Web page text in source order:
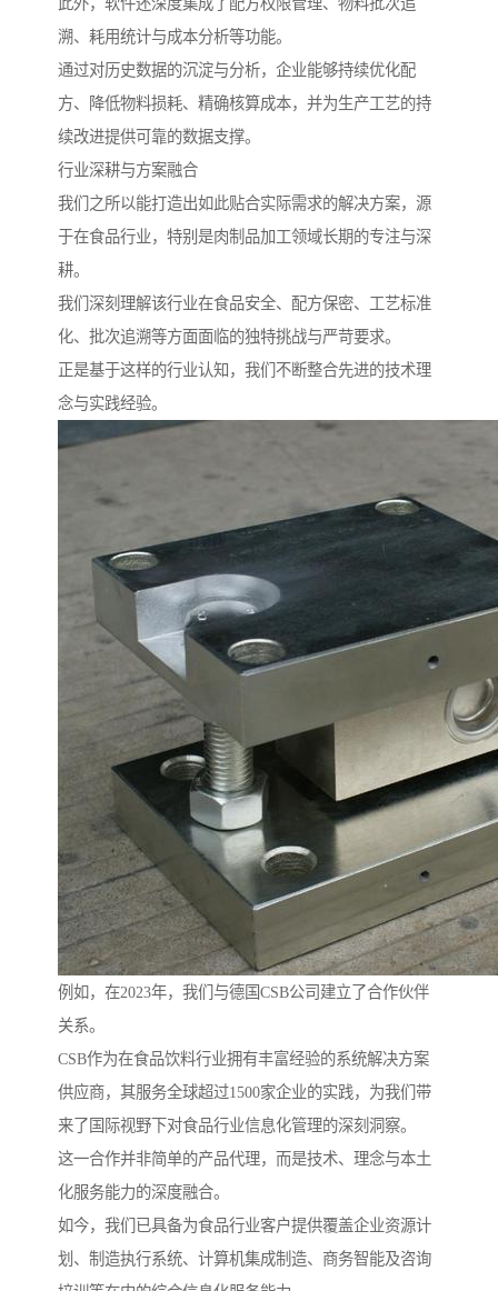
此外，软件还深度集成了配方权限管理、物料批次追
溯、耗用统计与成本分析等功能。
通过对历史数据的沉淀与分析，企业能够持续优化配
方、降低物料损耗、精确核算成本，并为生产工艺的持
续改进提供可靠的数据支撑。
行业深耕与方案融合
我们之所以能打造出如此贴合实际需求的解决方案，源
于在食品行业，特别是肉制品加工领域长期的专注与深
耕。
我们深刻理解该行业在食品安全、配方保密、工艺标准
化、批次追溯等方面面临的独特挑战与严苛要求。
正是基于这样的行业认知，我们不断整合先进的技术理
念与实践经验。
例如，在2023年，我们与德国CSB公司建立了合作伙伴
关系。
CSB作为在食品饮料行业拥有丰富经验的系统解决方案
供应商，其服务全球超过1500家企业的实践，为我们带
来了国际视野下对食品行业信息化管理的深刻洞察。
这一合作并非简单的产品代理，而是技术、理念与本土
化服务能力的深度融合。
如今，我们已具备为食品行业客户提供覆盖企业资源计
划、制造执行系统、计算机集成制造、商务智能及咨询